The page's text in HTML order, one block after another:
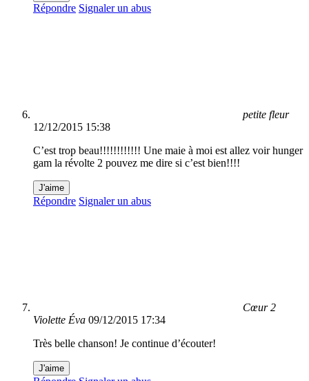
Répondre Signaler un abus
petite fleur
12/12/2015 15:38
C’est trop beau!!!!!!!!!!!! Une maie à moi est allez voir hunger
gam la révolte 2 pouvez me dire si c’est bien!!!!
J'aime
Répondre Signaler un abus
Cœur 2
Violette Éva 09/12/2015 17:34
Très belle chanson! Je continue d’écouter!
J'aime